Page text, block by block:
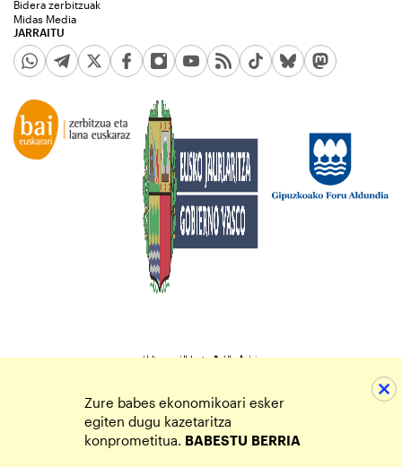
JARRAITU
Bidera zerbitzuak
Midas Media
Zure babes ekonomikoari esker
egiten dugu kazetaritza
konprometitua. BABESTU BERRIA